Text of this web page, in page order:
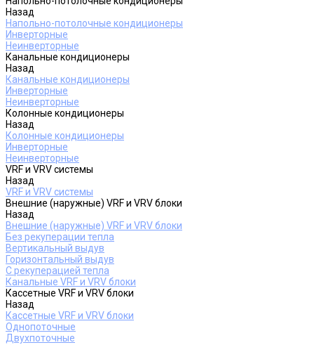
Назад
Напольно-потолочные кондиционеры
Инверторные
Неинверторные
Канальные кондиционеры
Назад
Канальные кондиционеры
Инверторные
Неинверторные
Колонные кондиционеры
Назад
Колонные кондиционеры
Инверторные
Неинверторные
VRF и VRV системы
Назад
VRF и VRV системы
Внешние (наружные) VRF и VRV блоки
Назад
Внешние (наружные) VRF и VRV блоки
Без рекуперации тепла
Вертикальный выдув
Горизонтальный выдув
С рекуперацией тепла
Канальные VRF и VRV блоки
Кассетные VRF и VRV блоки
Назад
Кассетные VRF и VRV блоки
Однопоточные
Двухпоточные